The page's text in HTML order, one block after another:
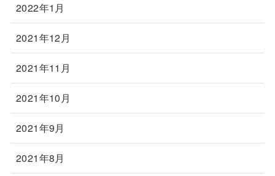
2022年1月
2021年12月
2021年11月
2021年10月
2021年9月
2021年8月